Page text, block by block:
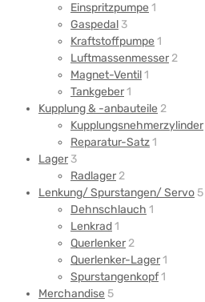
Einspritzpumpe 1
Gaspedal 3
Kraftstoffpumpe 1
Luftmassenmesser2
Magnet-Ventil1
Tankgeber1
Kupplung & -anbauteile 2
Kupplungsnehmerzylinder
Reparatur-Satz1
Lager 3
Radlager2
Lenkung/ Spurstangen/ Servo 5
Dehnschlauch 1
Lenkrad1
Querlenker2
Querlenker-Lager1
Spurstangenkopf1
Merchandise 5